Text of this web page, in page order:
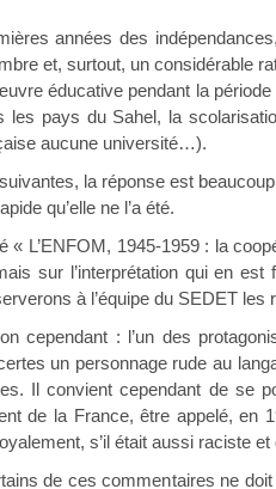
années des
et, surtout, un considérable
éducative pendant la
les pays du Sahel, la
aucune université…).
la réponse est
qu’elle ne l’a été.
« L’ENFOM, 1945-1959 : la
sur l’interprétation qui en
à l’équipe du SEDET les
cependant : l’un des
un personnage rude au
Il convient cependant de se
de la France, être appelé, en
s’il était aussi raciste
de ces commentaires ne